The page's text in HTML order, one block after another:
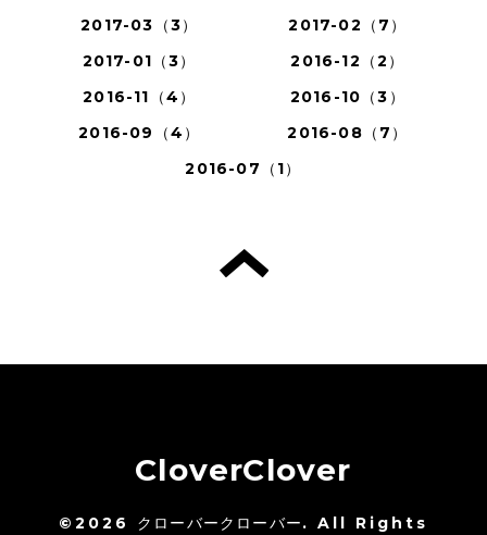
2017-03（3）
2017-02（7）
2017-01（3）
2016-12（2）
2016-11（4）
2016-10（3）
2016-09（4）
2016-08（7）
2016-07（1）
CloverClover
©2026 クローバークローバー. All Rights